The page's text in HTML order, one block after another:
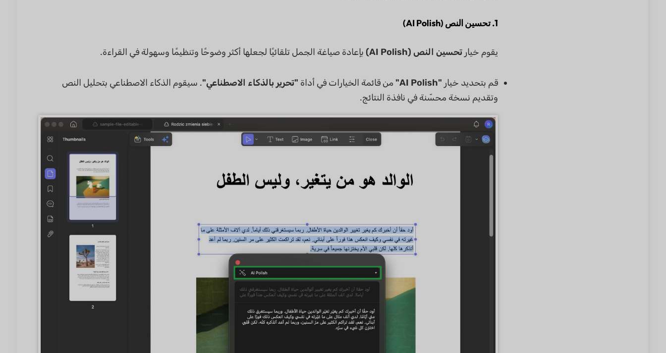
1. تحسين النص (AI Polish)
يقوم خيار تحسين النص (AI Polish) بإعادة صياغة الجمل تلقائيًا لجعلها أكثر وضوحًا وتنظيمًا وسهولة في القراءة.
قم بتحديد خيار "AI Polish" من قائمة الخيارات في أداة "تحرير بالذكاء الاصطناعي". سيقوم الذكاء الاصطناعي بتحليل النص
وتقديم نسخة محسّنة في نافذة النتائج.